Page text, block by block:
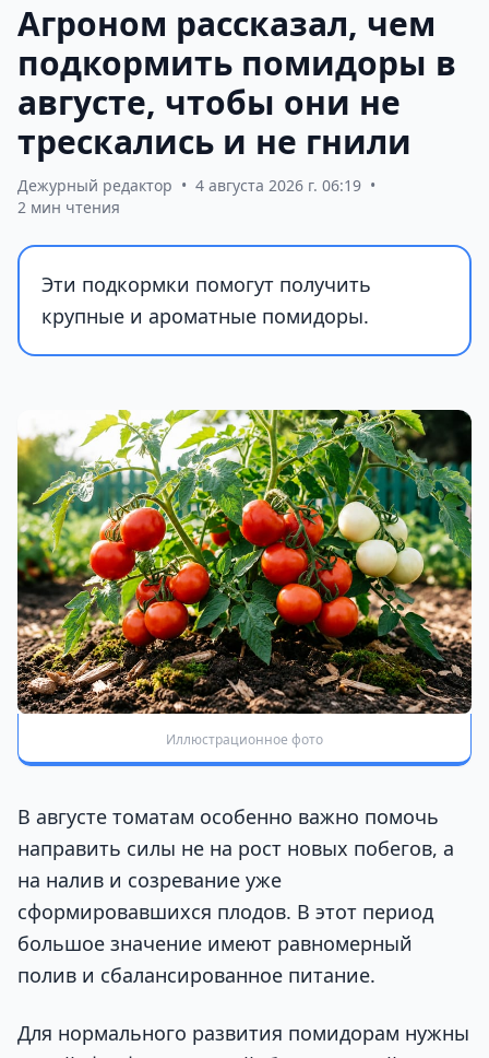
Агроном рассказал, чем
подкормить помидоры в
августе, чтобы они не
трескались и не гнили
Дежурный редактор • 4 августа 2026 г. 06:19 •
2 мин чтения
Эти подкормки помогут получить
крупные и ароматные помидоры.
Иллюстрационное фото
В августе томатам особенно важно помочь
направить силы не на рост новых побегов, а
на налив и созревание уже
сформировавшихся плодов. В этот период
большое значение имеют равномерный
полив и сбалансированное питание.
Для нормального развития помидорам нужны